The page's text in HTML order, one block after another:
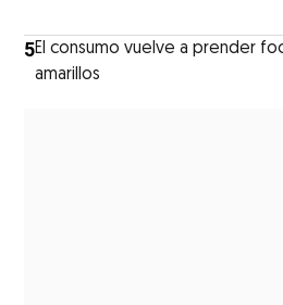
5El consumo vuelve a prender
amarillos